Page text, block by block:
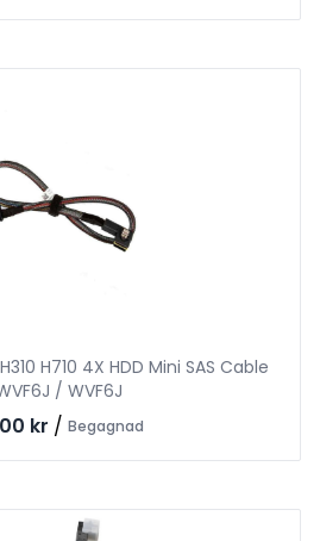
H710 4X HDD Mini SAS Cable
/ WVF6J
kr / Begagnad